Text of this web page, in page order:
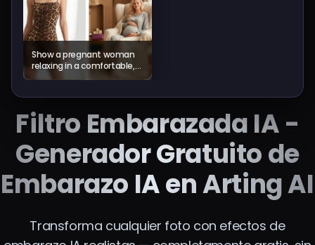
Show a pregnant woman
relaxing in a comfortable,
cozy setting.
Filtro Embarazada IA -
Generador Gratuito de
Embarazo IA en Arting AI
Transforma cualquier foto con efectos de